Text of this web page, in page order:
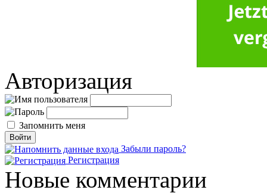
Авторизация
Запомнить меня
Забыли пароль?
Регистрация
Новые комментарии